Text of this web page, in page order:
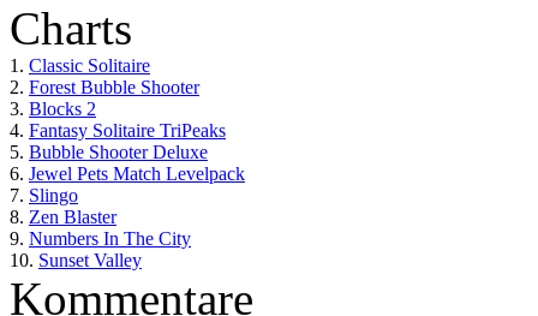
Charts
1. Classic Solitaire
2. Forest Bubble Shooter
3. Blocks 2
4. Fantasy Solitaire TriPeaks
5. Bubble Shooter Deluxe
6. Jewel Pets Match Levelpack
7. Slingo
8. Zen Blaster
9. Numbers In The City
10. Sunset Valley
Kommentare